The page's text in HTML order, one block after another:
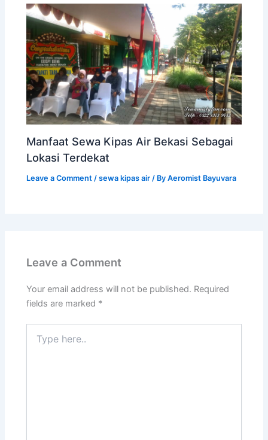
Manfaat Sewa Kipas Air Bekasi Sebagai
Lokasi Terdekat
Leave a Comment /sewa kipas air / ByAeromist Bayuvara
Leave a Comment
Your email address will not be published. Required
fields are marked *
here..